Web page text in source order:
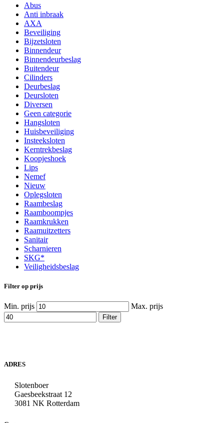
Abus
Anti inbraak
AXA
Beveiliging
Bijzetsloten
Binnendeur
Binnendeurbeslag
Buitendeur
Cilinders
Deurbeslag
Deursloten
Diversen
Geen categorie
Hangsloten
Huisbeveiliging
Insteeksloten
Kerntrekbeslag
Koopjeshoek
Lips
Nemef
Nieuw
Oplegsloten
Raambeslag
Raamboompjes
Raamkrukken
Raamuitzetters
Sanitair
Scharnieren
SKG*
Veiligheidsbeslag
Filter op prijs
Min. prijs Max. prijs
Filter
ADRES
Slotenboer
Gaesbeekstraat 12
3081 NK Rotterdam